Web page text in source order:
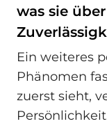
was sie
Ein weiteres
Phänomen
zuerst sieht,